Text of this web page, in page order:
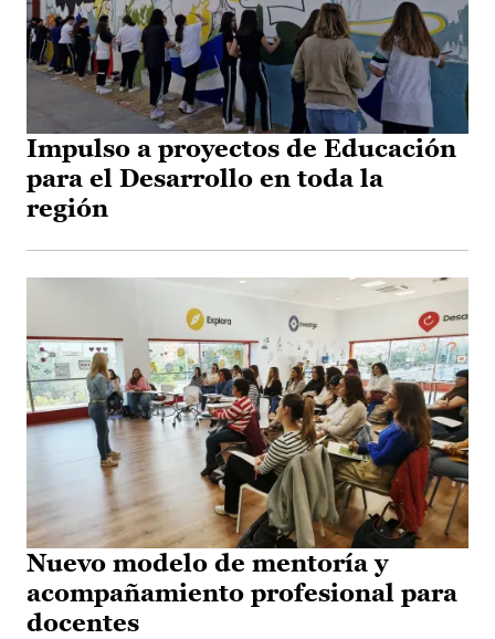
Impulso a proyectos de Educación
para el Desarrollo en toda la
región
Nuevo modelo de mentoría y
acompañamiento profesional para
docentes